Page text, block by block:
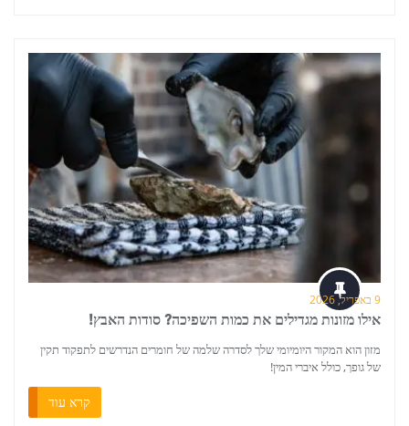
9 באפריל, 2026
אילו מזונות מגדילים את כמות השפיכה? סודות האבץ!
מזון הוא המקור היומיומי שלך לסדרה שלמה של חומרים הנדרשים לתפקוד תקין
של גופך, כולל איברי המין!
קרא עוד